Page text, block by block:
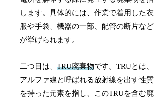
します。具体的には、作業で着用した衣
服や手袋、機器の一部、配管の断片など
が挙げられます。
二つ目は、TRU廃棄物です。TRUとは、
アルファ線と呼ばれる放射線を出す性質
を持った元素を指し、このTRUを含む廃